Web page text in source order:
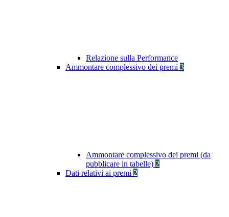
Relazione sulla Performance
Ammontare complessivo dei premi 3
Ammontare complessivo dei premi (da
pubblicare in tabelle) 2
Dati relativi ai premi 2